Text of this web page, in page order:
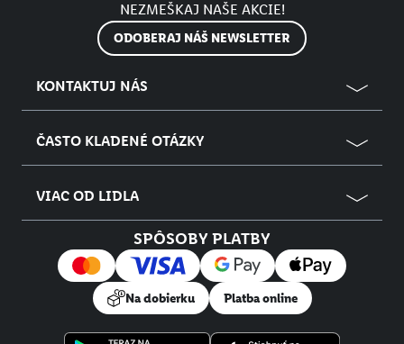
NEZMEŠKAJ NAŠE AKCIE!
ODOBERAJ NÁŠ NEWSLETTER
KONTAKTUJ NÁS
ČASTO KLADENÉ OTÁZKY
VIAC OD LIDLA
SPÔSOBY PLATBY
Na dobierku Platba online